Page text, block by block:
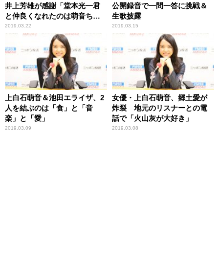
井上芳雄が感謝「堂本光一君
と仲良くなれたのは萌音ちゃ
んのおかげ」
2019.03.22
公開録音で一問一答に挑戦＆
生歌披露
2019.03.15
上白石萌音＆池田エライザ、2
人を結ぶのは「食」と「音
楽」と「愛」
2019.03.09
女優・上白石萌音、郷土愛が
炸裂 地元のリスナーとの電
話で「火山灰が大好き」
2019.03.08